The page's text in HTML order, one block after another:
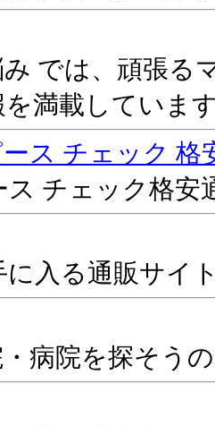
では、頑張る
満載していま
ス チェック 格
チェック格安
入る通販サイ
病院を探そう